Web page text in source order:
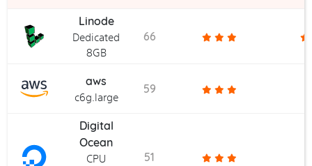
Linode
Dedicated
8GB
66
aws
c6g.large
59
Digital
Ocean
CPU
51